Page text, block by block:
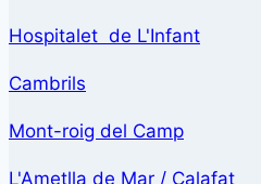
Hospitalet de L'Infant
Cambrils
Mont-roig del Camp
L'Ametlla de Mar / Calafat